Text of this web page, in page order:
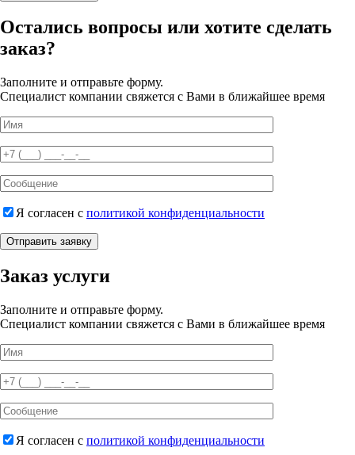
Остались вопросы или хотите сделать
заказ?
Заполните и отправьте форму.
Специалист компании свяжется с Вами в ближайшее время
Я согласен с политикой конфиденциальности
Отправить заявку
Заказ услуги
Заполните и отправьте форму.
Специалист компании свяжется с Вами в ближайшее время
Я согласен с политикой конфиденциальности